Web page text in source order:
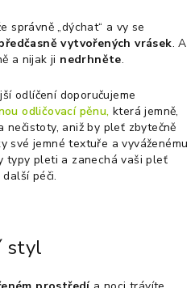
správně „dýchat“ a vy se
vytvořených vrásek. A
a nijak ji nedrhněte.
odlíčení doporučujeme
odličovací pěnu, která jemně,
nečistoty, aniž by pleť zbytečně
své jemné textuře a vyváženému
typy pleti a zanechá vaši pleť
péči.
styl